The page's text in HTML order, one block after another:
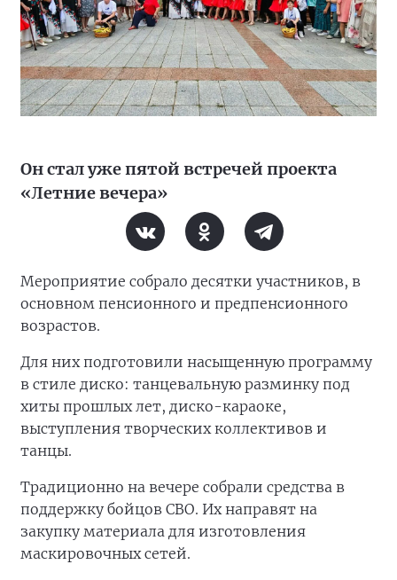
Он стал уже пятой встречей проекта
«Летние вечера»
Мероприятие собрало десятки участников, в
основном пенсионного и предпенсионного
возрастов.
Для них подготовили насыщенную программу
в стиле диско: танцевальную разминку под
хиты прошлых лет, диско-караоке,
выступления творческих коллективов и
танцы.
Традиционно на вечере собрали средства в
поддержку бойцов СВО. Их направят на
закупку материала для изготовления
маскировочных сетей.